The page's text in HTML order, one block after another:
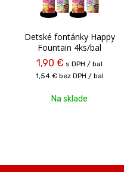
Detské fontánky Happy
Fountain 4ks/bal
1,90 € s DPH / bal
1,54 € bez DPH / bal
Na sklade